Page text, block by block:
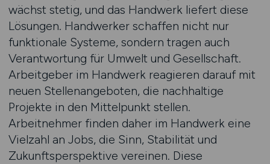
wächst stetig, und das Handwerk liefert diese
Lösungen. Handwerker schaffen nicht nur
funktionale Systeme, sondern tragen auch
Verantwortung für Umwelt und Gesellschaft.
Arbeitgeber im Handwerk reagieren darauf mit
neuen Stellenangeboten, die nachhaltige
Projekte in den Mittelpunkt stellen.
Arbeitnehmer finden daher im Handwerk eine
Vielzahl an Jobs, die Sinn, Stabilität und
Zukunftsperspektive vereinen. Diese